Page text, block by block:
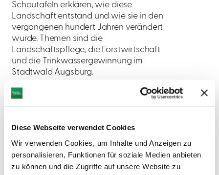
Diese Webseite verwendet Cookies
Wir verwenden Cookies, um Inhalte und Anzeigen zu
personalisieren, Funktionen für soziale Medien anbieten
zu können und die Zugriffe auf unsere Website zu
Schautafeln erklären, wie diese
Landschaft entstand und wie sie in den
vergangenen hundert Jahren verändert
wurde. Themen sind die
Landschaftspflege, die Forstwirtschaft
und die Trinkwassergewinnung im
Stadtwald Augsburg.
AUF DER KARTE ANZEIGEN